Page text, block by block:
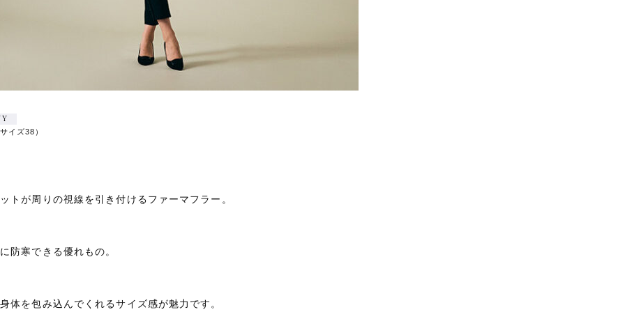
イズ38）
トが周りの視線を引き付けるファーマフラー。
防寒できる優れもの。
体を包み込んでくれるサイズ感が魅力です。